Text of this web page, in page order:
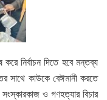
নির্বাচন দিতে হবে মন্তব্য
সাথে কাউকে বেঈমানী করতে
ও গণহত্যার বিচার